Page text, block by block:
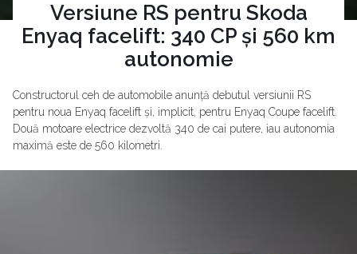
Versiune RS pentru Skoda
Enyaq facelift: 340 CP și 560 km
autonomie
Constructorul ceh de automobile anunță debutul versiunii RS
pentru noua Enyaq facelift și, implicit, pentru Enyaq Coupe facelift.
Două motoare electrice dezvoltă 340 de cai putere, iau autonomia
maximă este de 560 kilometri.